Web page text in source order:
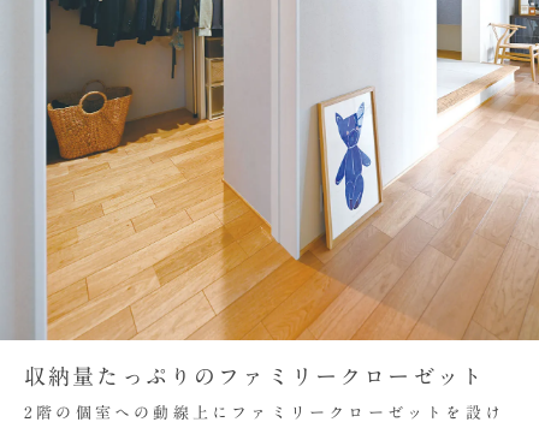
収納量たっぷりのファミリークローゼット
2階の個室への動線上にファミリークローゼットを設け